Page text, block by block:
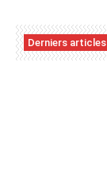
Derniers articles